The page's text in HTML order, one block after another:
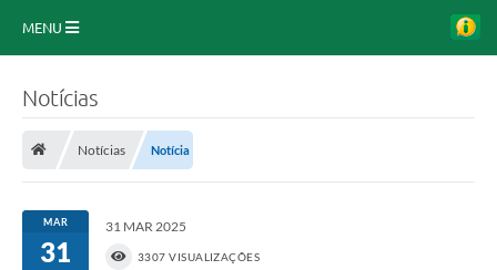
MENU
Portal da Transparência
Secretarias
Notícias
Notícias Notícia
MAR
31
31 MAR 2025
3307 VISUALIZAÇÕES